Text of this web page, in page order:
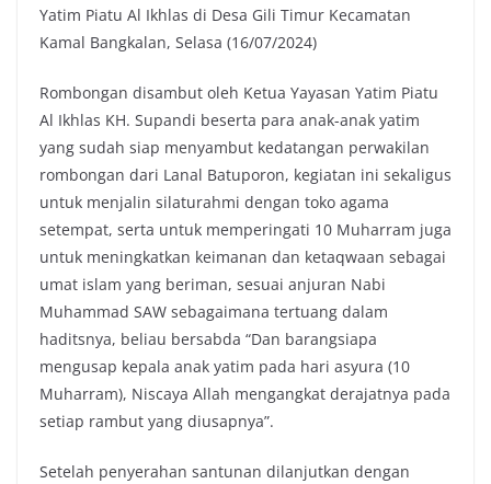
Yatim Piatu Al Ikhlas di Desa Gili Timur Kecamatan
Kamal Bangkalan, Selasa (16/07/2024)
Rombongan disambut oleh Ketua Yayasan Yatim Piatu
Al Ikhlas KH. Supandi beserta para anak-anak yatim
yang sudah siap menyambut kedatangan perwakilan
rombongan dari Lanal Batuporon, kegiatan ini sekaligus
untuk menjalin silaturahmi dengan toko agama
setempat, serta untuk memperingati 10 Muharram juga
untuk meningkatkan keimanan dan ketaqwaan sebagai
umat islam yang beriman, sesuai anjuran Nabi
Muhammad SAW sebagaimana tertuang dalam
haditsnya, beliau bersabda “Dan barangsiapa
mengusap kepala anak yatim pada hari asyura (10
Muharram), Niscaya Allah mengangkat derajatnya pada
setiap rambut yang diusapnya”.
Setelah penyerahan santunan dilanjutkan dengan